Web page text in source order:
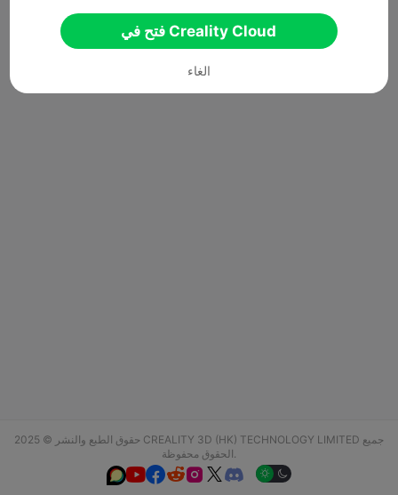
حقوق الطبع والنشر © 2025 CREALITY 3D (HK) TECHNOLOGY LIMITED جميع
الحقوق محفوظة.
  
فتح في Creality Cloud
الغاء